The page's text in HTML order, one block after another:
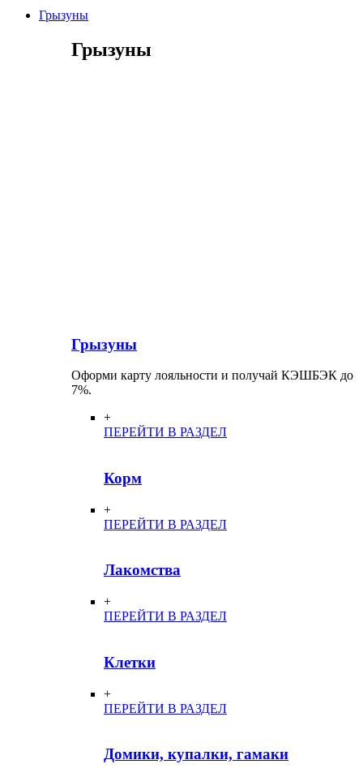
Грызуны
Грызуны
Грызуны
Оформи карту лояльности и получай КЭШБЭК до
7%.
+
ПЕРЕЙТИ В РАЗДЕЛ
Корм
+
ПЕРЕЙТИ В РАЗДЕЛ
Лакомства
+
ПЕРЕЙТИ В РАЗДЕЛ
Клетки
+
ПЕРЕЙТИ В РАЗДЕЛ
Домики, купалки, гамаки